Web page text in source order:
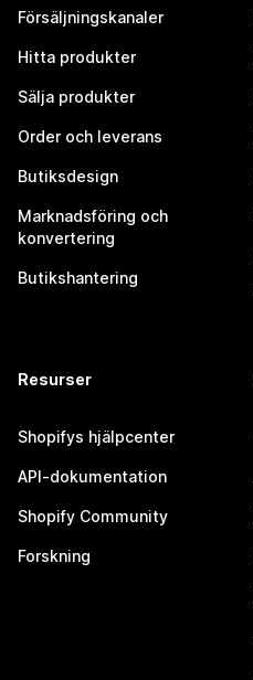
Försäljningskanaler
Hitta produkter
Sälja produkter
Order och leverans
Butiksdesign
Marknadsföring och
konvertering
Butikshantering
Resurser
Shopifys hjälpcenter
API-dokumentation
Shopify Community
Forskning